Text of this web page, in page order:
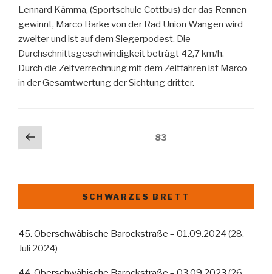
Lennard Kämma, (Sportschule Cottbus) der das Rennen
gewinnt, Marco Barke von der Rad Union Wangen wird
zweiter und ist auf dem Siegerpodest. Die
Durchschnittsgeschwindigkeit beträgt 42,7 km/h.
Durch die Zeitverrechnung mit dem Zeitfahren ist Marco
in der Gesamtwertung der Sichtung dritter.
Beitragsnavigation
Vorherige
Seite
83
SCHWARZES BRETT
45. Oberschwäbische Barockstraße – 01.09.2024 (28.
Juli 2024)